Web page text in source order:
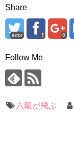
Share
error 0
Follow Me
六龍が飛ぶ